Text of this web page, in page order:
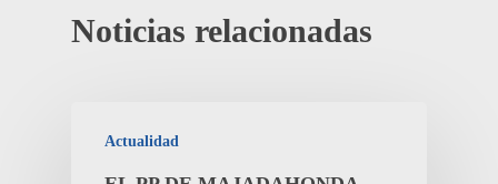
Noticias relacionadas
Actualidad